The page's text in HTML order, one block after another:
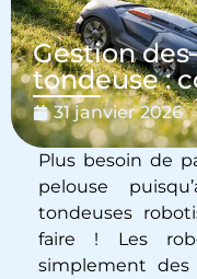
Gestion
tondeuse :
maîtriser à
31 janvier 2026
Plus besoin de
pelouse
tondeuses
faire ! Les
simplement